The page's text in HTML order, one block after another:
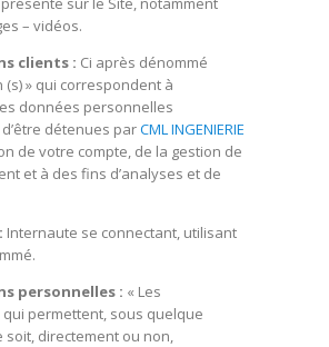
– vidéos.
clients : Ci après dénommé
(s) » qui correspondent à
données personnelles
détenues parCML INGENIERIE
de votre compte, de la gestion de
et à des fins d’analyses et de
Internaute se connectant, utilisant
personnelles : « Les
permettent, sous quelque
soit, directement ou non,